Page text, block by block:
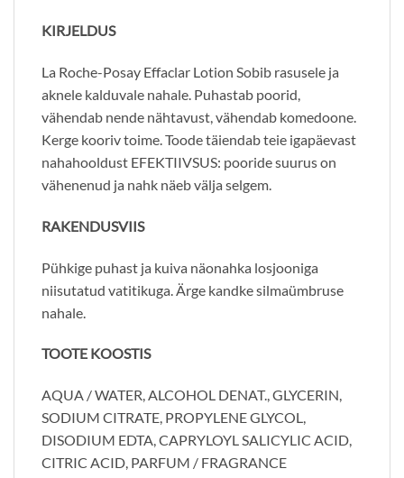
KIRJELDUS
La Roche-Posay Effaclar Lotion Sobib rasusele ja
aknele kalduvale nahale. Puhastab poorid,
vähendab nende nähtavust, vähendab komedoone.
Kerge kooriv toime. Toode täiendab teie igapäevast
nahahooldust EFEKTIIVSUS: pooride suurus on
vähenenud ja nahk näeb välja selgem.
RAKENDUSVIIS
Pühkige puhast ja kuiva näonahka losjooniga
niisutatud vatitikuga. Ärge kandke silmaümbruse
nahale.
TOOTE KOOSTIS
AQUA / WATER, ALCOHOL DENAT., GLYCERIN,
SODIUM CITRATE, PROPYLENE GLYCOL,
DISODIUM EDTA, CAPRYLOYL SALICYLIC ACID,
CITRIC ACID, PARFUM / FRAGRANCE